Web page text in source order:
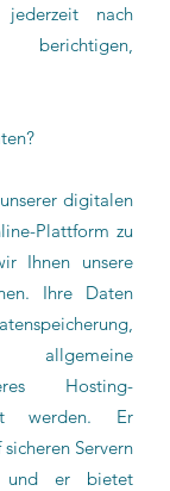
jederzeit nach
berichtigen,
digitalen
Plattform zu
Ihnen unsere
Ihre Daten
allgemeine
Hosting-
werden. Er
Servern
und er bietet